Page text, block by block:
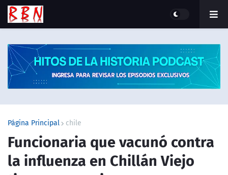
Página Principal chile
Funcionaria que vacunó contra
la influenza en Chillán Viejo